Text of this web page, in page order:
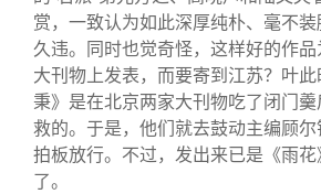
赏，一致认为如此深厚纯朴、毫不
久违。同时也觉奇怪，这样好的作
大刊物上发表，而要寄到江苏？叶
秉》是在北京两家大刊物吃了闭门
救的。于是，他们就去鼓动主编顾
拍板放行。不过，发出来已是《雨
了。